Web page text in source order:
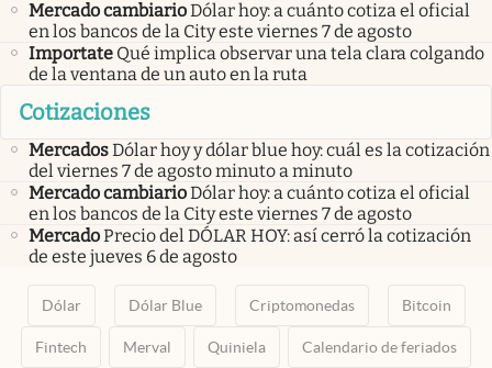
Mercado cambiarioDólar hoy: a cuánto cotiza el oficial
en los bancos de la City este viernes 7 de agosto
Importate Qué implica observar una tela clara colgando
de la ventana de un auto en la ruta
Cotizaciones
MercadosDólar hoy y dólar blue hoy: cuál es la cotización
del viernes 7 de agosto minuto a minuto
Mercado cambiarioDólar hoy: a cuánto cotiza el oficial
en los bancos de la City este viernes 7 de agosto
MercadoPrecio del DÓLAR HOY: así cerró la cotización
de este jueves 6 de agosto
Dólar Dólar Blue Criptomonedas Bitcoin
Fintech Merval Quiniela Calendario de feriados